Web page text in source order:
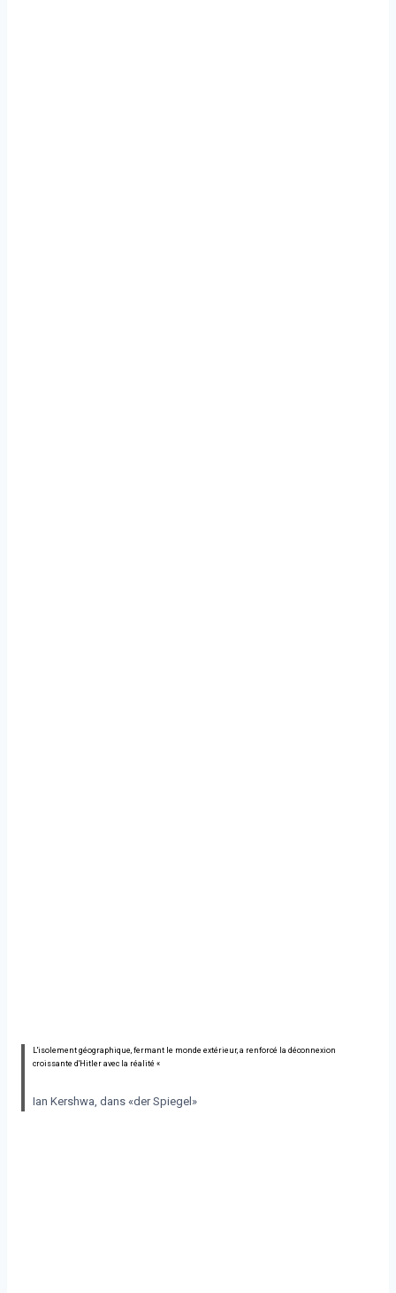
L'isolement géographique, fermant le monde extérieur, a renforcé la déconnexion
croissante d'Hitler avec la réalité «
Ian Kershwa, dans «der Spiegel»